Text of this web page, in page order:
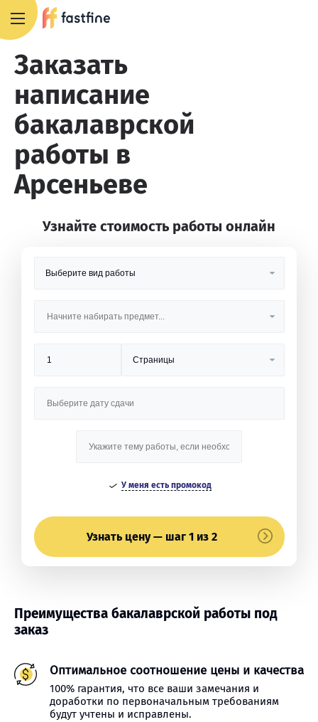
Заказать
написание
бакалаврской
работы в
Арсеньеве
Узнайте стоимость работы онлайн
У меня есть промокод
Узнать цену — шаг 1 из 2
Преимущества бакалаврской работы под
заказ
Оптимальное соотношение цены и качества
100% гарантия, что все ваши замечания и
доработки по первоначальным требованиям
будут учтены и исправлены.